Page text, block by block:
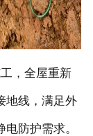
，全屋重新
地线，满足外
防护需求。